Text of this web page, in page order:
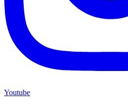
Youtube